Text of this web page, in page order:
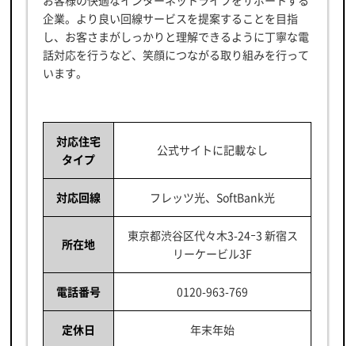
企業。より良い回線サービスを提案することを目指
し、お客さまがしっかりと理解できるように丁寧な電
話対応を行うなど、笑顔につながる取り組みを行って
います。
対応住宅
タイプ
公式サイトに記載なし
対応回線 フレッツ光、SoftBank光
所在地
東京都渋谷区代々木3-24ｰ3 新宿ス
リーケービル3F
電話番号 0120-963-769
定休日 年末年始